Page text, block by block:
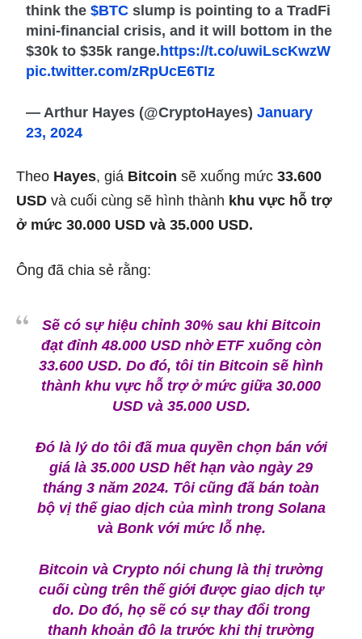
think the$BTC slump is pointing to a TradFi
mini-financial crisis, and it will bottom in the
$30k to $35k range.https://t.co/uwiLscKwzW
pic.twitter.com/zRpUcE6TIz
— Arthur Hayes (@CryptoHayes)January
23, 2024
Theo Hayes, giá Bitcoin sẽ xuống mức 33.600
USD và cuối cùng sẽ hình thành khu vực hỗ trợ
ở mức 30.000 USD và 35.000 USD.
Ông đã chia sẻ rằng:
Sẽ có sự hiệu chỉnh 30% sau khi Bitcoin
đạt đỉnh 48.000 USD nhờ ETF xuống còn
33.600 USD. Do đó, tôi tin Bitcoin sẽ hình
thành khu vực hỗ trợ ở mức giữa 30.000
USD và 35.000 USD.
Đó là lý do tôi đã mua quyền chọn bán với
giá là 35.000 USD hết hạn vào ngày 29
tháng 3 năm 2024. Tôi cũng đã bán toàn
bộ vị thế giao dịch của mình trong Solana
và Bonk với mức lỗ nhẹ.
Bitcoin và Crypto nói chung là thị trường
cuối cùng trên thế giới được giao dịch tự
do. Do đó, họ sẽ có sự thay đổi trong
thanh khoản đô la trước khi thị trường